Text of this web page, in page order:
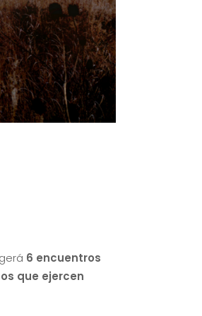
6 encuentros
que ejercen